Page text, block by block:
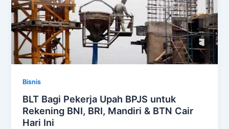
Bisnis
BLT Bagi Pekerja Upah BPJS untuk
Rekening BNI, BRI, Mandiri & BTN Cair
Hari Ini